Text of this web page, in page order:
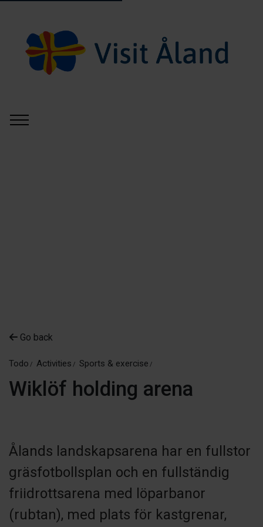
Go back
Todo Activities Sports & exercise
Wiklöf holding arena
Ålands landskapsarena har en fullstor
gräsfotbollsplan och en fullständig
friidrottsarena med löparbanor
(rubtan), med plats för kastgrenar,